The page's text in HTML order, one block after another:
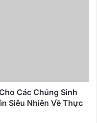
Các Chủng Sinh
Siêu Nhiên Về Thực